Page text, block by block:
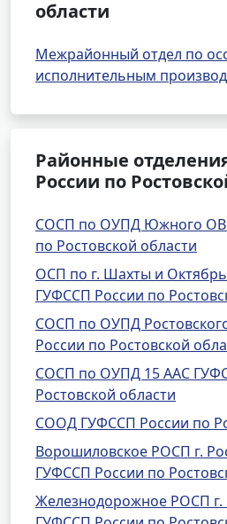
области
Межрайонный отдел по
исполнительным
Районные
России по
СОСП по ОУПД Южного
по Ростовской области
ОСП по г. Шахты и
ГУФССП России по
СОСП по ОУПД
России по Ростовской
СОСП по ОУПД 15 ААС
Ростовской области
СООД ГУФССП России по
Ворошиловское РОСП г.
ГУФССП России по
Железнодорожное РОСП г.